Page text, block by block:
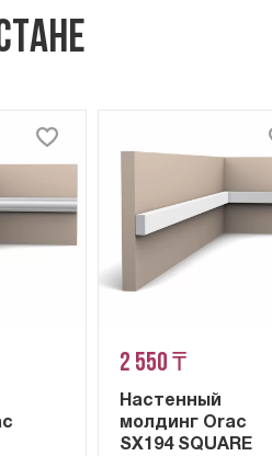
2 550 ₸
Настенный
молдинг Orac
SX194 SQUARE